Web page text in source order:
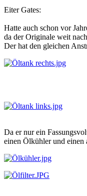
Eiter Gates:
Hatte auch schon vor
da der Originale weit
Der hat den gleichen
Da er nur ein
einen Ölkühler und einen